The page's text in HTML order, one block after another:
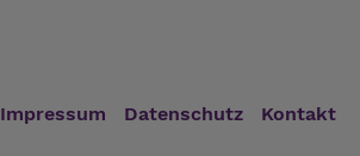
Impressum Datenschutz Kontakt